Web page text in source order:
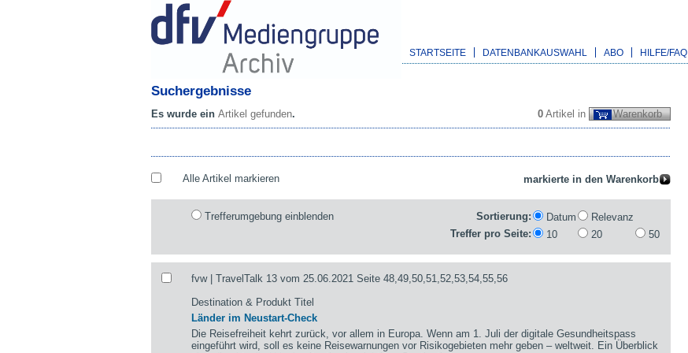
STARTSEITE DATENBANKAUSWAHL ABO HILFE/FAQ
Suchergebnisse
0 Artikel in Warenkorb
Es wurde ein Artikel gefunden.
Alle Artikel markieren
Trefferumgebung einblenden Sortierung: Datum
Relevanz
Treffer pro Seite:
10 20 50
fvw | TravelTalk 13 vom 25.06.2021 Seite 48,49,50,51,52,53,54,55,56
Destination & Produkt Titel
Länder im Neustart-Check
Die Reisefreiheit kehrt zurück, vor allem in Europa. Wenn am 1. Juli der digitale Gesundheitspass
eingeführt wird, soll es keine Reisewarnungen vor Risikogebieten mehr geben – weltweit. Ein Überblick